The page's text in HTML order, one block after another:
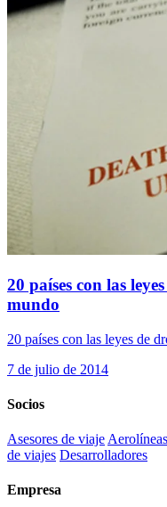
20 países con las
mundo
20 países con las leyes de
7 de julio de 2014
Socios
Asesores de viaje Aerolíneas
de viajes Desarrolladores
Empresa